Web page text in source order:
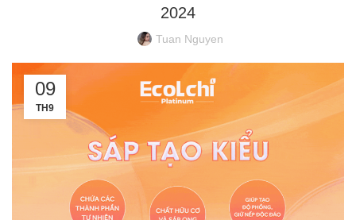
2024
Tuan Nguyen
09
TH9